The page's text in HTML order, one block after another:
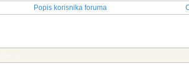
Popis korisnika foruma